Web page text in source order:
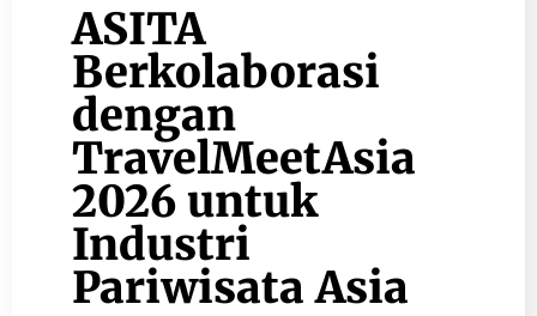
ASITA
Berkolaborasi
dengan
TravelMeetAsia
2026 untuk
Industri
Pariwisata Asia